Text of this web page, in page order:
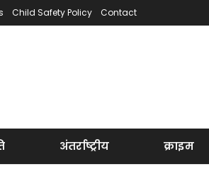
Child Safety Policy Contact
अंतर्राष्ट्रीय क्राइम